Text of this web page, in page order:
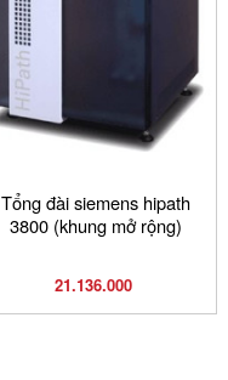
Tổng đài siemens hipath
3800 (khung mở rộng)
21.136.000